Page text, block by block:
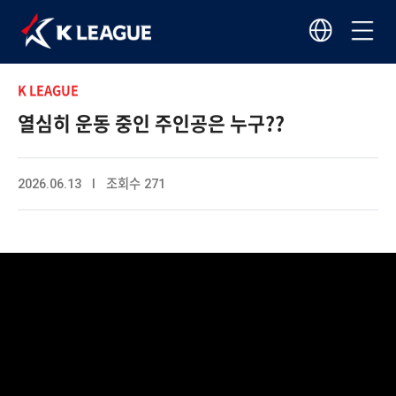
K LEAGUE
열심히 운동 중인 주인공은 누구??
2026.06.13 I 조회수 271